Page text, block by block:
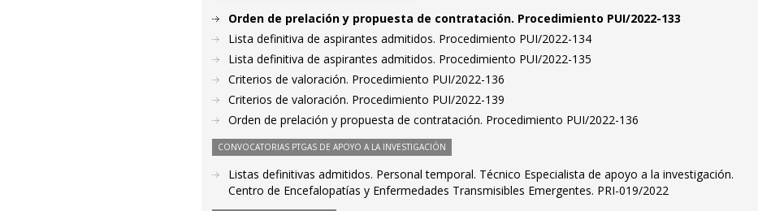
Orden de prelación y propuesta de contratación. Procedimiento PUI/2022-133
Lista definitiva de aspirantes admitidos. Procedimiento PUI/2022-134
Lista definitiva de aspirantes admitidos. Procedimiento PUI/2022-135
Criterios de valoración. Procedimiento PUI/2022-136
Criterios de valoración. Procedimiento PUI/2022-139
Orden de prelación y propuesta de contratación. Procedimiento PUI/2022-136
CONVOCATORIAS PTGAS DE APOYO A LA INVESTIGACIÓN
Listas definitivas admitidos. Personal temporal. Técnico Especialista de apoyo a la investigación.
Centro de Encefalopatías y Enfermedades Transmisibles Emergentes. PRI-019/2022